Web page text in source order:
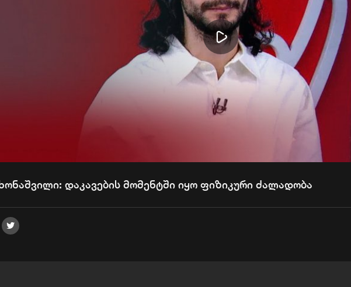
Play
Video
დაკავების მომენტში იყო ფიზიკური ძალადობა